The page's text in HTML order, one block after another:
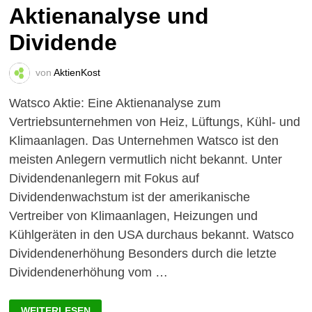
Aktienanalyse und
Dividende
von AktienKost
Watsco Aktie: Eine Aktienanalyse zum
Vertriebsunternehmen von Heiz, Lüftungs, Kühl- und
Klimaanlagen. Das Unternehmen Watsco ist den
meisten Anlegern vermutlich nicht bekannt. Unter
Dividendenanlegern mit Fokus auf
Dividendenwachstum ist der amerikanische
Vertreiber von Klimaanlagen, Heizungen und
Kühlgeräten in den USA durchaus bekannt. Watsco
Dividendenerhöhung Besonders durch die letzte
Dividendenerhöhung vom …
WATSCO